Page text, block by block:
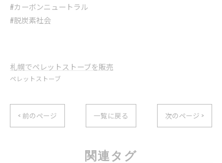
#カーボンニュートラル
#脱炭素社会
札幌でペレットストーブを販売
ペレットストーブ
< 前のページ 一覧に戻る 次のページ >
関連タグ